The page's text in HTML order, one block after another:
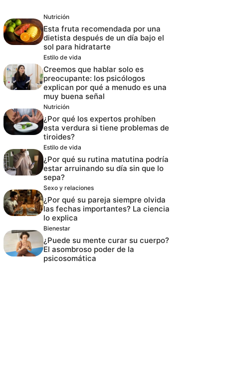
Nutrición
Esta fruta recomendada por una
dietista después de un día bajo el
sol para hidratarte
Estilo de vida
Creemos que hablar solo es
preocupante: los psicólogos
explican por qué a menudo es una
muy buena señal
Nutrición
¿Por qué los expertos prohíben
esta verdura si tiene problemas de
tiroides?
Estilo de vida
¿Por qué su rutina matutina podría
estar arruinando su día sin que lo
sepa?
Sexo y relaciones
¿Por qué su pareja siempre olvida
las fechas importantes? La ciencia
lo explica
Bienestar
¿Puede su mente curar su cuerpo?
El asombroso poder de la
psicosomática